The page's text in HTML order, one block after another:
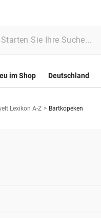
im Shop Deutschland
Lexikon A-Z > Bartkopeken